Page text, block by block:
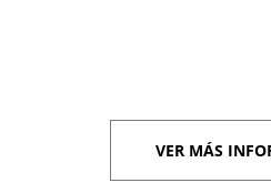
VER MÁS